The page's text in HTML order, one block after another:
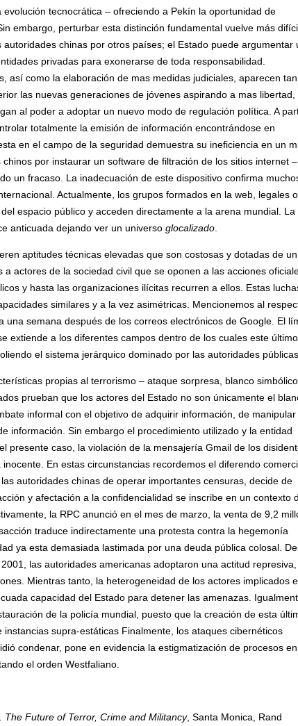
tecnocrática – ofreciendo a Pekín la oportunidad de
Sin embargo, perturbar esta distinción fundamental vuelve más
chinas por otros países; el Estado puede argumentar
privadas para exonerarse de toda responsabilidad.
así como la elaboración de mas medidas judiciales, aparecen tan
las nuevas generaciones de jóvenes aspirando a mas libertad,
al poder a adoptar un nuevo modo de regulación política. A
totalmente la emisión de información encontrándose en
en el campo de la seguridad demuestra su ineficiencia en un
por instaurar un software de filtración de los sitios internet –
un fracaso. La inadecuación de este dispositivo confirma
Actualmente, los grupos formados en la web, legales o
espacio público y acceden directamente a la arena mundial. La
anticuada dejando ver un universo glocalizado
aptitudes técnicas elevadas que son costosas y dotadas de un
actores de la sociedad civil que se oponen a las acciones
y hasta las organizaciones ilícitas recurren a ellos. Estas
similares y a la vez asimétricas. Mencionemos al
semana después de los correos electrónicos de Google. El
extiende a los diferentes campos dentro de los cuales este último
el sistema jerárquico dominado por las autoridades públicas.
propias al terrorismo – ataque sorpresa, blanco simbólico,
prueban que los actores del Estado no son únicamente el
informal con el objetivo de adquirir información, de manipular
información. Sin embargo el procedimiento utilizado y la entidad
presente caso, la violación de la mensajería Gmail de los
En estas circunstancias recordemos el diferendo
autoridades chinas de operar importantes censuras, decide de
y afectación a la confidencialidad se inscribe en un contexto
la RPC anunció en el mes de marzo, la venta de 9,2
traduce indirectamente una protesta contra la hegemonía
ya esta demasiada lastimada por una deuda pública colosal.
las autoridades americanas adoptaron una actitud represiva,
Mientras tanto, la heterogeneidad de los actores implicados
capacidad del Estado para detener las amenazas.
de la policía mundial, puesto que la creación de esta
supra-estáticas Finalmente, los ataques cibernéticos
condenar, pone en evidencia la estigmatización de procesos en
el orden Westfaliano.
The Future of Terror, Crime and Militancy, Santa Monica, Rand